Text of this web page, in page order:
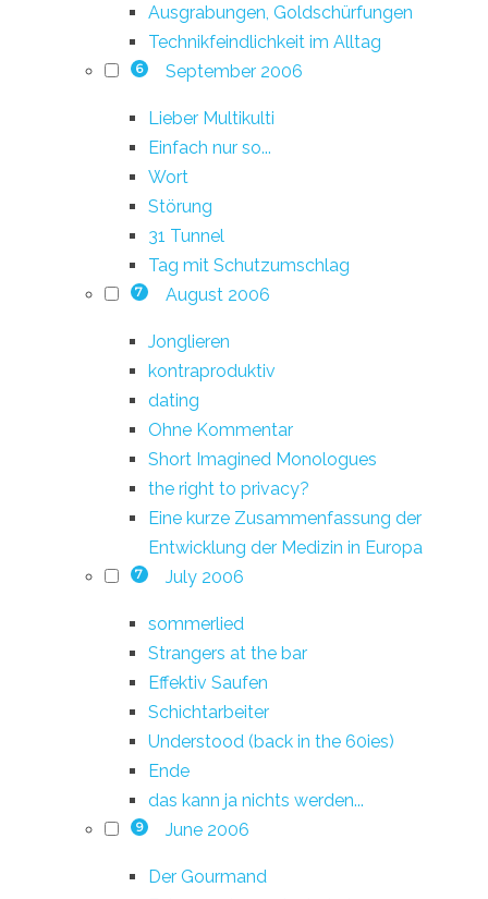
Ausgrabungen, Goldschürfungen
Technikfeindlichkeit im Alltag
6 September 2006
Lieber Multikulti
Einfach nur so...
Wort
Störung
31 Tunnel
Tag mit Schutzumschlag
7 August 2006
Jonglieren
kontraproduktiv
dating
Ohne Kommentar
Short Imagined Monologues
the right to privacy?
Eine kurze Zusammenfassung der
Entwicklung der Medizin in Europa
7 July 2006
sommerlied
Strangers at the bar
Effektiv Saufen
Schichtarbeiter
Understood (back in the 60ies)
Ende
das kann ja nichts werden...
9 June 2006
Der Gourmand